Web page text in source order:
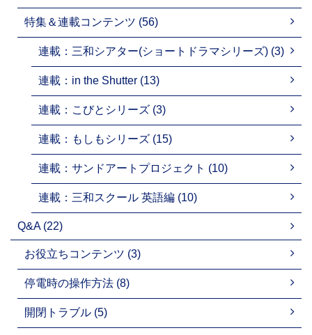
特集＆連載コンテンツ (56)
連載：三和シアター(ショートドラマシリーズ) (3)
連載：in the Shutter (13)
連載：こびとシリーズ (3)
連載：もしもシリーズ (15)
連載：サンドアートプロジェクト (10)
連載：三和スクール 英語編 (10)
Q&A (22)
お役立ちコンテンツ (3)
停電時の操作方法 (8)
開閉トラブル (5)